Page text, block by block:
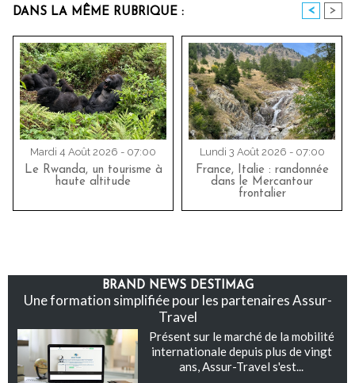
DANS LA MÊME RUBRIQUE : < >
Mardi 4 Août 2026 - 07:00
Le Rwanda, un tourisme à
haute altitude
Lundi 3 Août 2026 - 07:00
France, Italie : randonnée
dans le Mercantour
frontalier
BRAND NEWS DESTIMAG
Une formation simplifiée pour les partenaires Assur-
Travel
Présent sur le marché de la mobilité
internationale depuis plus de vingt
ans, Assur-Travel s'est...